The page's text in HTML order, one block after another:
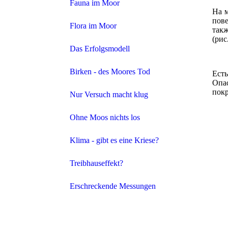
Fauna im Moor
Flora im Moor
Das Erfolgsmodell
Birken - des Moores Tod
Nur Versuch macht klug
Ohne Moos nichts los
Klima - gibt es eine Kriese?
Treibhauseffekt?
Erschreckende Messungen
На